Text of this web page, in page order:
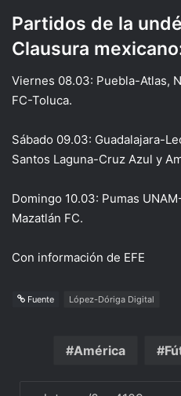
Partidos de la
Clausura
Viernes 08.03: Puebla-Atlas,
FC-Toluca.
Sábado 09.03: Guadalajara-
Santos Laguna-Cruz Azul y
Domingo 10.03: Pumas
Mazatlán FC.
Con información de EFE
Fuente López-Dóriga Digital
América